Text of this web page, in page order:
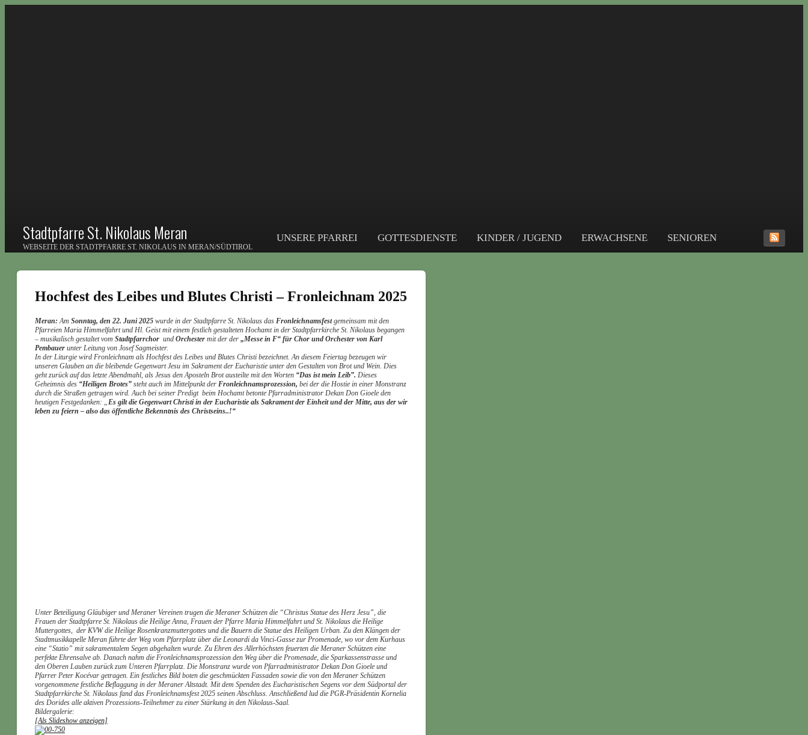
Stadtpfarre St. Nikolaus Meran
WEBSEITE DER STADTPFARRE ST. NIKOLAUS IN MERAN/SÜDTIROL
UNSERE PFARREI GOTTESDIENSTE KINDER / JUGEND ERWACHSENE SENIOREN
Hochfest des Leibes und Blutes Christi – Fronleichnam 2025
Meran: Am Sonntag, den 22. Juni 2025 wurde in der Stadtpfarre St. Nikolaus das Fronleichnamsfestgemeinsam mit den
Pfarreien Maria Himmelfahrt und Hl. Geist mit einem festlich gestalteten Hochamt in der Stadtpfarrkirche St. Nikolaus begangen
– musikalisch gestaltet vom Stadtpfarrchor und Orchester mit der der „Messe in F“ für Chor und Orchester von Karl
Pembauer unter Leitung von Josef Sagmeister.
In der Liturgie wird Fronleichnam als Hochfest des Leibes und Blutes Christi bezeichnet. An diesem Feiertag bezeugen wir
unseren Glauben an die bleibende Gegenwart Jesu im Sakrament der Eucharistie unter den Gestalten von Brot und Wein. Dies
geht zurück auf das letzte Abendmahl, als Jesus den Aposteln Brot austeilte mit den Worten “Das ist mein Leib”. Dieses
Geheimnis des “Heiligen Brotes” steht auch im Mittelpunkt der Fronleichnamsprozession, bei der die Hostie in einer Monstranz
durch die Straßen getragen wird. Auch bei seiner Predigt beim Hochamt betonte Pfarradministrator Dekan Don Gioele den
heutigen Festgedanken: „ Es gilt die Gegenwart Christi in der Eucharistie als Sakrament der Einheit und der Mitte, aus der wir
leben zu feiern – also das öffentliche Bekenntnis des Christseins..!“
Unter Beteiligung Gläubiger und Meraner Vereinen trugen die Meraner Schützen die “Christus Statue des Herz Jesu”, die
Frauen der Stadtpfarre St. Nikolaus die Heilige Anna, Frauen der Pfarre Maria Himmelfahrt und St. Nikolaus die Heilige
Muttergottes, der KVW die Heilige Rosenkranzmuttergottes und die Bauern die Statue des Heiligen Urban. Zu den Klängen der
Stadtmusikkapelle Meran führte der Weg vom Pfarrplatz über die Leonardi da Vinci-Gasse zur Promenade, wo vor dem Kurhaus
eine “Statio” mit sakramentalem Segen abgehalten wurde. Zu Ehren des Allerhöchsten feuerten die Meraner Schützen eine
perfekte Ehrensalve ab. Danach nahm die Fronleichnamsprozession den Weg über die Promenade, die Sparkassenstrasse und
den Oberen Lauben zurück zum Unteren Pfarrplatz. Die Monstranz wurde von Pfarradministrator Dekan Don Gioele und
Pfarrer Peter Kocévar getragen. Ein festliches Bild boten die geschmückten Fassaden sowie die von den Meraner Schützen
vorgenommene festliche Beflaggung in der Meraner Altstadt. Mit dem Spenden des Eucharistischen Segens vor dem Südportal der
Stadtpfarrkirche St. Nikolaus fand das Fronleichnamsfest 2025 seinen Abschluss. Anschließend lud die PGR-Präsidentin Kornelia
des Dorides alle aktiven Prozessions-Teilnehmer zu einer Stärkung in den Nikolaus-Saal.
Bildergalerie:
[Als Slideshow anzeigen]